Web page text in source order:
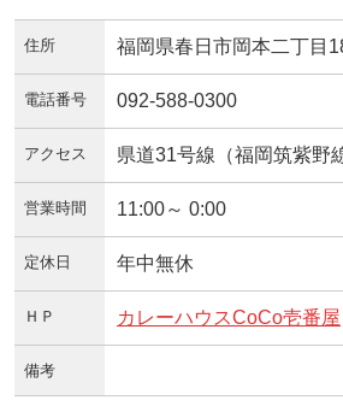
住所 福岡県春日市岡本二丁目
電話番号 092-588-0300
アクセス 県道31号線（福岡筑紫野
営業時間 11:00～ 0:00
定休日 年中無休
ＨＰ カレーハウスCoCo壱番屋
備考